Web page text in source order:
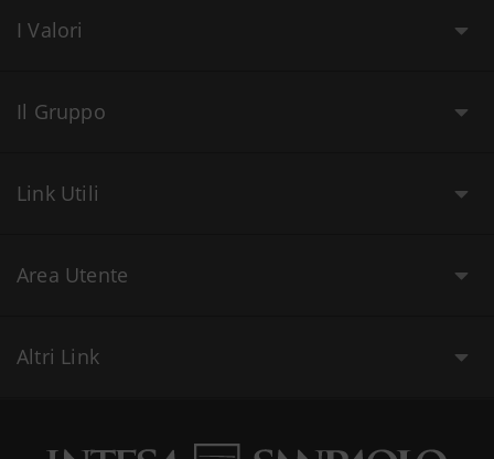
I Valori
Il Gruppo
Link Utili
Area Utente
Altri Link